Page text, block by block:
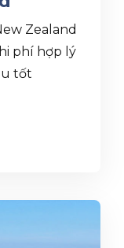
Zealand
phí hợp lý
tốt